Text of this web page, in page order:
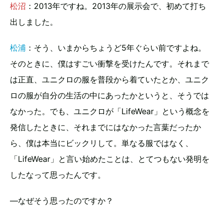
松沼 ：2013年ですね。2013年の展示会で、初めて打ち
出しました。
松浦 ：そう、いまからちょうど5年ぐらい前ですよね。
そのときに、僕はすごい衝撃を受けたんです。それまで
は正直、ユニクロの服を普段から着ていたとか、ユニク
ロの服が自分の生活の中にあったかというと、そうでは
なかった。でも、ユニクロが「LifeWear」という概念を
発信したときに、それまでにはなかった言葉だったか
ら、僕は本当にビックリして。単なる服ではなく、
「LifeWear」と言い始めたことは、とてつもない発明を
したなって思ったんです。
—なぜそう思ったのですか？